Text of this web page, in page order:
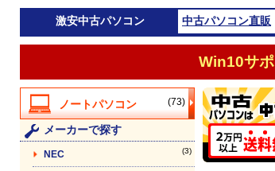
激安中古パソコン 中古パソコン直販
Win10サ
(73)
メーカーで探す
NEC (3)